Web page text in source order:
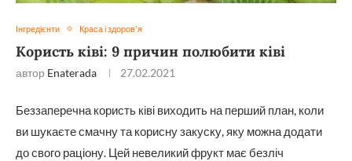
Інгредієнти Краса і здоров'я
Користь ківі: 9 причин полюбити ківі
автор Enaterada 27.02.2021
Беззаперечна користь ківі виходить на перший план, коли
ви шукаєте смачну та корисну закуску, яку можна додати
до свого раціону. Цей невеликий фрукт має безліч